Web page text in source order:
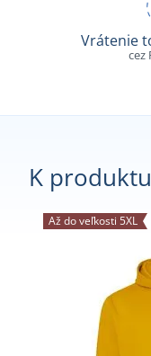
Vrátenie
cez
K
Až do veľkosti 5XL